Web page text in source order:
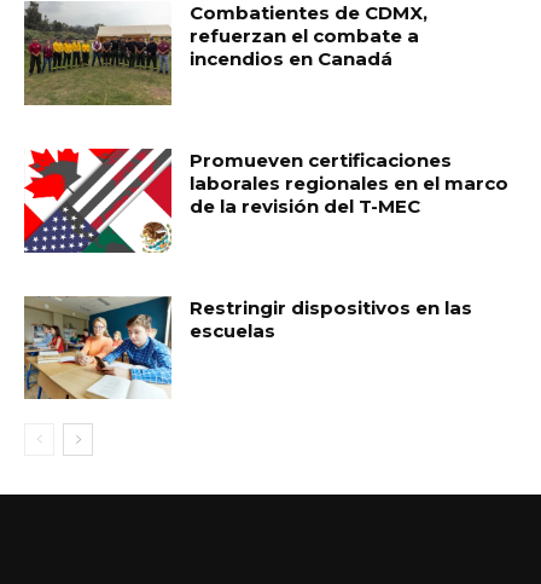
Combatientes de CDMX,
refuerzan el combate a
incendios en Canadá
Promueven certificaciones
laborales regionales en el marco
de la revisión del T-MEC
Restringir dispositivos en las
escuelas